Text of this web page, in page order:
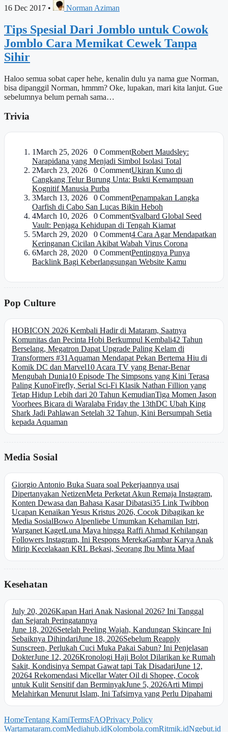
16 Dec 2017 • Norman Aziman
Tips Spesial Dari Jomblo untuk Cowok
Jomblo Cara Memikat Cewek Tanpa
Sihir
Haloo semua sobat caper hehe, kenalin dulu ya nama gue Norman,
bisa dipanggil Norman, hmmm? Oke, lupakan, mari kita lanjut. Gue
sebelumnya belum pernah sama…
Trivia
1March 25, 2026 0 CommentRobert Maudsley:
Narapidana yang Menjadi Simbol Isolasi Total
2March 23, 2026 0 CommentUkiran Kuno di
Cangkang Telur Burung Unta: Bukti Kemampuan
Kognitif Manusia Purba
3March 13, 2026 0 CommentPenampakan Langka
Oarfish di Cabo San Lucas Bikin Heboh
4March 10, 2026 0 CommentSvalbard Global Seed
Vault: Penjaga Kehidupan di Tengah Kiamat
5March 29, 2020 0 Comment4 Cara Agar Mendapatkan
Keringanan Cicilan Akibat Wabah Virus Corona
6March 28, 2020 0 CommentPentingnya Punya
Backlink Bagi Keberlangsungan Website Kamu
Pop Culture
HOBICON 2026 Kembali Hadir di Mataram, Saatnya
Komunitas dan Pecinta Hobi Berkumpul Kembali42 Tahun
Berselang, Megatron Dapat Upgrade Paling Kelam di
Transformers #31 Aquaman Mendapat Pekan Bertema Hiu di
Komik DC dan Marvel10 Acara TV yang Benar-Benar
Mengubah Dunia10 Episode The Simpsons yang Kini Terasa
Paling KunoFirefly, Serial Sci-Fi Klasik Nathan Fillion yang
Tetap Hidup Lebih dari 20 Tahun KemudianTiga Momen Jason
Voorhees Bicara di Waralaba Friday the 13thDC Ubah King
Shark Jadi Pahlawan Setelah 32 Tahun, Kini Bersumpah Setia
kepada Aquaman
Media Sosial
Giorgio Antonio Buka Suara soal Pekerjaannya usai
Dipertanyakan NetizenMeta Perketat Akun Remaja Instagram,
Konten Dewasa dan Bahasa Kasar Dibatasi35 Link Twibbon
Ucapan Kenaikan Yesus Kristus 2026, Cocok Dibagikan ke
Media SosialBowo Alpenliebe Umumkan Kehamilan Istri,
Warganet KagetLuna Maya hingga Raffi Ahmad Kehilangan
Followers Instagram, Ini Respons MerekaGambar Karya Anak
Mirip Kecelakaan KRL Bekasi, Seorang Ibu Minta Maaf
Kesehatan
July 20, 2026Kapan Hari Anak Nasional 2026? Ini Tanggal
dan Sejarah Peringatannya
June 18, 2026Setelah Peeling Wajah, Kandungan Skincare Ini
Sebaiknya DihindariJune 18, 2026Sebelum Reapply
Sunscreen, Perlukah Cuci Muka Pakai Sabun? Ini Penjelasan
DokterJune 12, 2026Kronologi Haji Bolot Dilarikan ke Rumah
Sakit, Kondisinya Sempat Gawat tapi Tak DisadariJune 12,
20264 Rekomendasi Micellar Water Oil di Shopee, Cocok
untuk Kulit Sensitif dan BerminyakJune 5, 2026Arti Mimpi
Melahirkan Menurut Islam, Ini Tafsirnya yang Perlu Dipahami
HomeTentang KamiTermsFAQPrivacy Policy
Wartamataram.comMediahub.idKolombola.comRitmik.idNgebut.id